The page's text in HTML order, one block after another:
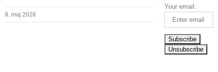
8. maj 2026
Your email: